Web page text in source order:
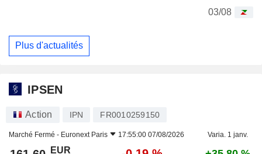
03/08
Plus d'actualités
IPSEN
Action IPN FR0010259150
Marché Fermé - Euronext Paris 17:55:00 07/08/2026 Varia. 1 janv.
EUR